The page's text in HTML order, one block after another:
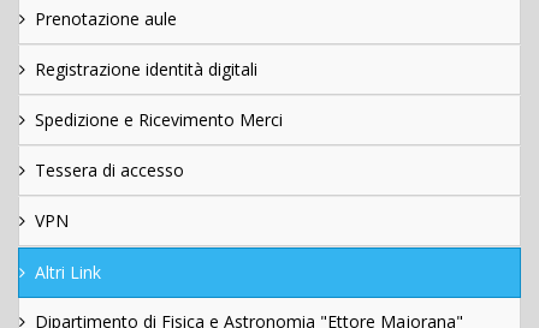
Prenotazione aule
Registrazione identità digitali
Spedizione e Ricevimento Merci
Tessera di accesso
VPN
Altri Link
Dipartimento di Fisica e Astronomia "Ettore Majorana"